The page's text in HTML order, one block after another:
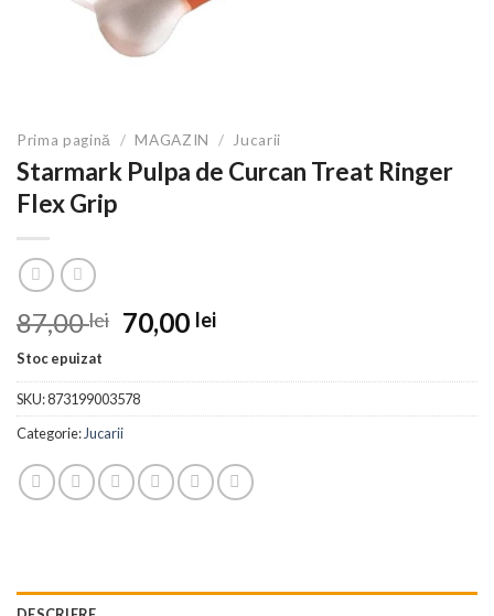
Prima pagină / MAGAZIN / Jucarii
Starmark Pulpa de Curcan Treat Ringer
Flex Grip
87,00lei Prețul
inițial
a
fost:
87,00 lei.
70,00 leiPrețul
este:
Stoc epuizat
SKU:873199003578
Categorie:Jucarii